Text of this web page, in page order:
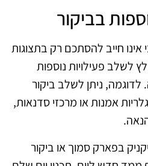
בביקור
אינו חייב להסתכם רק בתצוגות
בשנת 2025, מומלץ לשלב פעילויות נוספות
לדוגמה, ניתן לשלב ביקור
אמנות או מרכזי סדנאות,
בפארק סמוך או ביקור